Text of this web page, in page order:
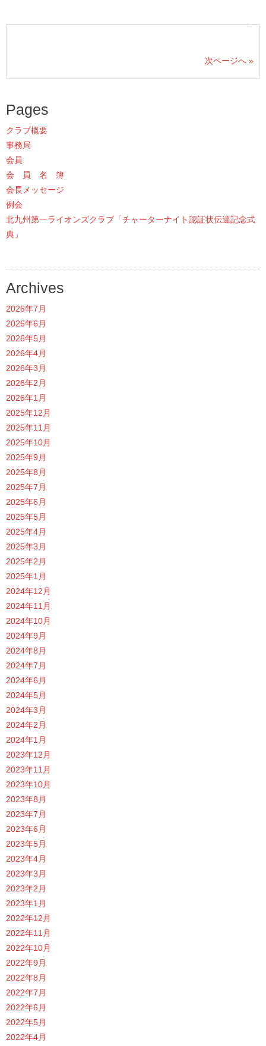
次ページへ »
Pages
クラブ概要
事務局
会員
会 員 名 簿
会長メッセージ
例会
北九州第一ライオンズクラブ「チャーターナイト認証状伝達記念式
典」
Archives
2026年7月
2026年6月
2026年5月
2026年4月
2026年3月
2026年2月
2026年1月
2025年12月
2025年11月
2025年10月
2025年9月
2025年8月
2025年7月
2025年6月
2025年5月
2025年4月
2025年3月
2025年2月
2025年1月
2024年12月
2024年11月
2024年10月
2024年9月
2024年8月
2024年7月
2024年6月
2024年5月
2024年3月
2024年2月
2024年1月
2023年12月
2023年11月
2023年10月
2023年8月
2023年7月
2023年6月
2023年5月
2023年4月
2023年3月
2023年2月
2023年1月
2022年12月
2022年11月
2022年10月
2022年9月
2022年8月
2022年7月
2022年6月
2022年5月
2022年4月